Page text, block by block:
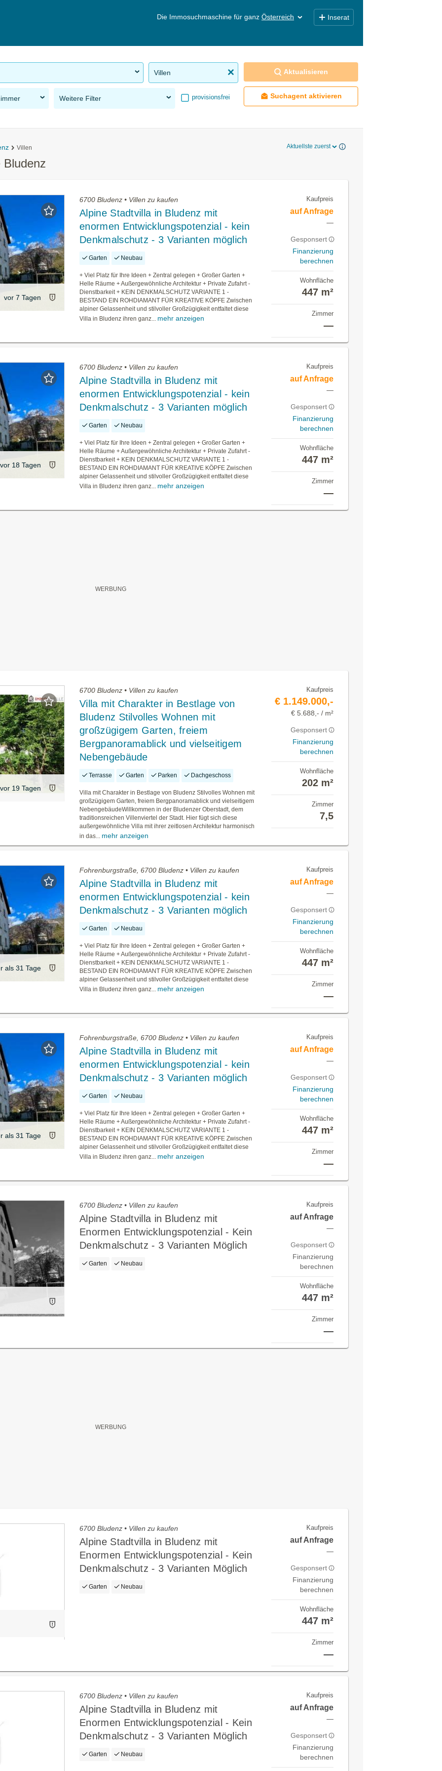
Die Immosuchmaschine für ganz Österreich Inserat
Villen
Weitere Filter provisionsfrei
Aktualisieren
Suchagent aktivieren
Villen Aktuellste zuerst
Bludenz
vor 7 Tagen
6700 Bludenz • Villen zu kaufen
Alpine Stadtvilla in Bludenz mit
enormen Entwicklungspotenzial - kein
Denkmalschutz - 3 Varianten möglich
Garten Neubau
+ Viel Platz für Ihre Ideen + Zentral gelegen + Großer Garten +
Helle Räume + Außergewöhnliche Architektur + Private Zufahrt -
Dienstbarkeit + KEIN DENKMALSCHUTZ VARIANTE 1 -
BESTAND EIN ROHDIAMANT FÜR KREATIVE KÖPFE Zwischen
alpiner Gelassenheit und stilvoller Großzügigkeit entfaltet diese
Villa in Bludenz ihren ganz... mehr anzeigen
Kaufpreis
auf Anfrage
—
Gesponsert
Finanzierung
berechnen
Wohnfläche
447 m²
Zimmer
—
vor 18 Tagen
6700 Bludenz • Villen zu kaufen
Alpine Stadtvilla in Bludenz mit
enormen Entwicklungspotenzial - kein
Denkmalschutz - 3 Varianten möglich
Garten Neubau
+ Viel Platz für Ihre Ideen + Zentral gelegen + Großer Garten +
Helle Räume + Außergewöhnliche Architektur + Private Zufahrt -
Dienstbarkeit + KEIN DENKMALSCHUTZ VARIANTE 1 -
BESTAND EIN ROHDIAMANT FÜR KREATIVE KÖPFE Zwischen
alpiner Gelassenheit und stilvoller Großzügigkeit entfaltet diese
Villa in Bludenz ihren ganz... mehr anzeigen
Kaufpreis
auf Anfrage
—
Gesponsert
Finanzierung
berechnen
Wohnfläche
447 m²
Zimmer
—
vor 19 Tagen
6700 Bludenz • Villen zu kaufen
Villa mit Charakter in Bestlage von
Bludenz Stilvolles Wohnen mit
großzügigem Garten, freiem
Bergpanoramablick und vielseitigem
Nebengebäude
Terrasse Garten Parken Dachgeschoss
Villa mit Charakter in Bestlage von Bludenz Stilvolles Wohnen mit
großzügigem Garten, freiem Bergpanoramablick und vielseitigem
NebengebäudeWillkommen in der Bludenzer Oberstadt, dem
traditionsreichen Villenviertel der Stadt. Hier fügt sich diese
außergewöhnliche Villa mit ihrer zeitlosen Architektur harmonisch
in das... mehr anzeigen
Kaufpreis
€ 1.149.000,-
€ 5.688,- / m²
Gesponsert
Finanzierung
berechnen
Wohnfläche
202 m²
Zimmer
7,5
als 31 Tage
Fohrenburgstraße, 6700 Bludenz • Villen zu kaufen
Alpine Stadtvilla in Bludenz mit
enormen Entwicklungspotenzial - kein
Denkmalschutz - 3 Varianten möglich
Garten Neubau
+ Viel Platz für Ihre Ideen + Zentral gelegen + Großer Garten +
Helle Räume + Außergewöhnliche Architektur + Private Zufahrt -
Dienstbarkeit + KEIN DENKMALSCHUTZ VARIANTE 1 -
BESTAND EIN ROHDIAMANT FÜR KREATIVE KÖPFE Zwischen
alpiner Gelassenheit und stilvoller Großzügigkeit entfaltet diese
Villa in Bludenz ihren ganz... mehr anzeigen
Kaufpreis
auf Anfrage
—
Gesponsert
Finanzierung
berechnen
Wohnfläche
447 m²
Zimmer
—
als 31 Tage
Fohrenburgstraße, 6700 Bludenz • Villen zu kaufen
Alpine Stadtvilla in Bludenz mit
enormen Entwicklungspotenzial - kein
Denkmalschutz - 3 Varianten möglich
Garten Neubau
+ Viel Platz für Ihre Ideen + Zentral gelegen + Großer Garten +
Helle Räume + Außergewöhnliche Architektur + Private Zufahrt -
Dienstbarkeit + KEIN DENKMALSCHUTZ VARIANTE 1 -
BESTAND EIN ROHDIAMANT FÜR KREATIVE KÖPFE Zwischen
alpiner Gelassenheit und stilvoller Großzügigkeit entfaltet diese
Villa in Bludenz ihren ganz... mehr anzeigen
Kaufpreis
auf Anfrage
—
Gesponsert
Finanzierung
berechnen
Wohnfläche
447 m²
Zimmer
—
6700 Bludenz • Villen zu kaufen
Alpine Stadtvilla in Bludenz mit
Enormen Entwicklungspotenzial - Kein
Denkmalschutz - 3 Varianten Möglich
Garten Neubau
Kaufpreis
auf Anfrage
—
Gesponsert
Finanzierung
berechnen
Wohnfläche
447 m²
Zimmer
—
6700 Bludenz • Villen zu kaufen
Alpine Stadtvilla in Bludenz mit
Enormen Entwicklungspotenzial - Kein
Denkmalschutz - 3 Varianten Möglich
Garten Neubau
Kaufpreis
auf Anfrage
—
Gesponsert
Finanzierung
berechnen
Wohnfläche
447 m²
Zimmer
—
6700 Bludenz • Villen zu kaufen
Alpine Stadtvilla in Bludenz mit
Enormen Entwicklungspotenzial - Kein
Denkmalschutz - 3 Varianten Möglich
Garten Neubau
Kaufpreis
auf Anfrage
—
Gesponsert
Finanzierung
berechnen